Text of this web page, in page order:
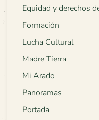
Equidad y derechos
Formación
Lucha Cultural
Madre Tierra
Mi Arado
Panoramas
Portada